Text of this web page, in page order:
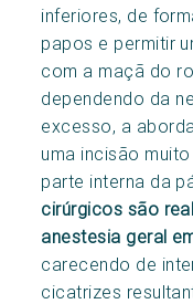
inferiores, de
papos e permitir
com a maçã do
dependendo da
excesso, a
uma incisão
parte interna da
cirúrgicos são
anestesia geral
carecendo de
cicatrizes